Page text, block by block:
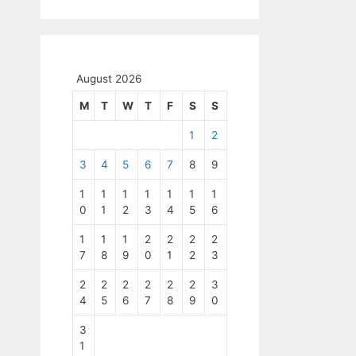
August 2026
M T W T F S S
1 2
3 4 5 6 7 8 9
1
0
1
1
1
2
1
3
1
4
1
5
1
6
1
7
1
8
1
9
2
0
2
1
2
2
2
3
2
4
2
5
2
6
2
7
2
8
2
9
3
0
3
1